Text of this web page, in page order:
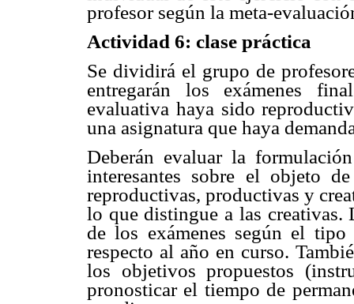
profesor según la meta-
Actividad 6: clase práctica
Se dividirá el grupo de
entregarán los exámenes
evaluativa haya sido
una asignatura que haya
Deberán evaluar la
interesantes sobre el objeto
reproductivas, productivas y
lo que distingue a las creativas.
de los exámenes según el
respecto al año en curso.
los objetivos propuestos
pronosticar el tiempo de